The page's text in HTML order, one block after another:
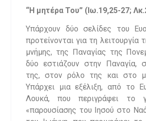
“Η μητέρα Του” (Ιω.19,25-27;
Υπάρχουν δύο σελίδες του
προτείνονται για τη λειτουργία
μνήμης, της Παναγίας της
δύο εστιάζουν στην Παναγία,
της, στον ρόλο της και στο
Υπάρχει μια εξέλιξη, από το
Λουκά, που περιγράφει το
«παρουσίασης του Ιησού στο